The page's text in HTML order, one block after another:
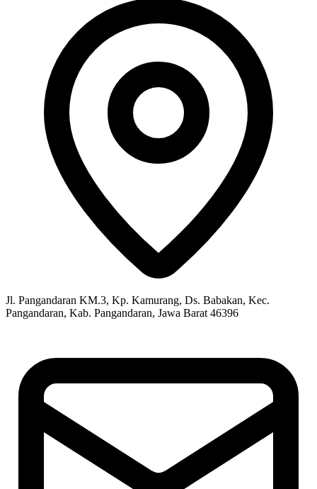
Jl. Pangandaran KM.3, Kp. Kamurang, Ds. Babakan, Kec.
Pangandaran, Kab. Pangandaran, Jawa Barat 46396